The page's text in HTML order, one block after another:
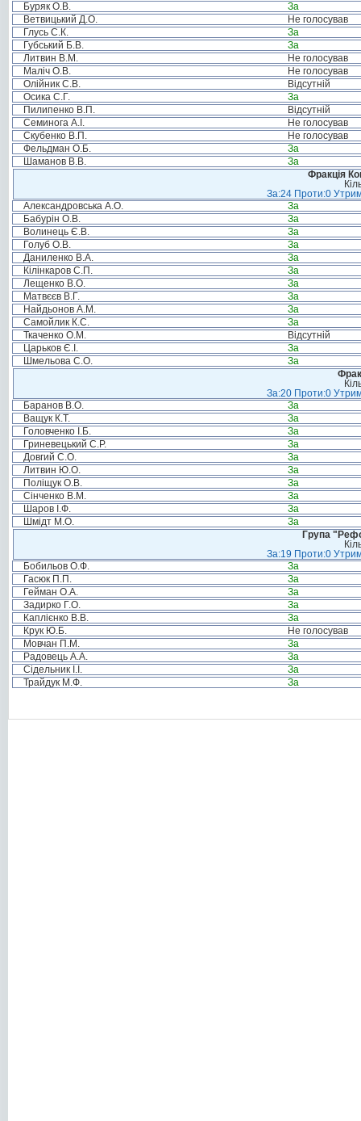
Буряк О.В.
За
Ветвицький Д.О.
Не голосував
Глусь С.К.
За
Губський Б.В.
За
Литвин В.М.
Не голосував
Маліч О.В.
Не голосував
Олійник С.В.
Відсутній
Осика С.Г.
За
Пилипенко В.П.
Відсутній
Семинога А.І.
Не голосував
Скубенко В.П.
Не голосував
Фельдман О.Б.
За
Шаманов В.В.
За
Фракція
За:24 Проти:0
Александровська А.О.
За
Бабурін О.В.
За
Волинець Є.В.
За
Голуб О.В.
За
Даниленко В.А.
За
Кілінкаров С.П.
За
Лещенко В.О.
За
Матвєєв В.Г.
За
Найдьонов А.М.
За
Самойлик К.С.
За
Ткаченко О.М.
Відсутній
Царьков Є.І.
За
Шмельова С.О.
За
За:20 Проти:0
Баранов В.О.
За
Ващук К.Т.
За
Головченко І.Б.
За
Гриневецький С.Р.
За
Довгий С.О.
За
Литвин Ю.О.
За
Поліщук О.В.
За
Сінченко В.М.
За
Шаров І.Ф.
За
Шмідт М.О.
За
Група
За:19 Проти:0
Бобильов О.Ф.
За
Гасюк П.П.
За
Гейман О.А.
За
Задирко Г.О.
За
Каплієнко В.В.
За
Крук Ю.Б.
Не голосував
Мовчан П.М.
За
Радовець А.А.
За
Сідельник І.І.
За
Трайдук М.Ф.
За